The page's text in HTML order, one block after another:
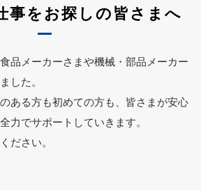
事をお探しの皆さまへ
品メーカーさまや機械・部品メーカー
した。
ある方も初めての方も、皆さまが安心
力でサポートしていきます。
ださい。